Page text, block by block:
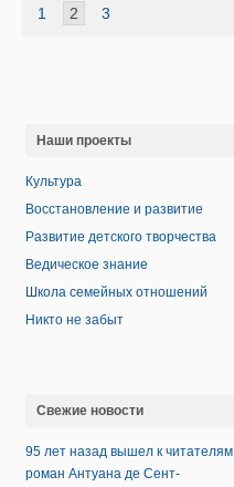
1 2 3
Наши проекты
Культура
Восстановление и развитие
Развитие детского творчества
Ведическое знание
Школа семейных отношений
Никто не забыт
Свежие новости
95 лет назад вышел к читателям
роман Антуана де Сент-